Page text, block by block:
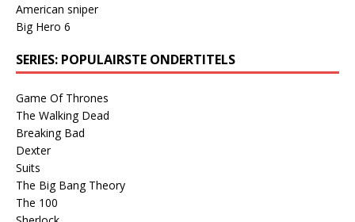
American sniper
Big Hero 6
SERIES: POPULAIRSTE ONDERTITELS
Game Of Thrones
The Walking Dead
Breaking Bad
Dexter
Suits
The Big Bang Theory
The 100